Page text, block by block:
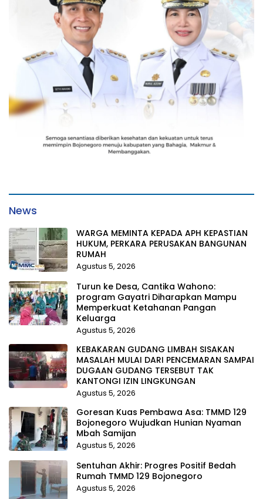
News
WARGA MEMINTA KEPADA APH KEPASTIAN
HUKUM, PERKARA PERUSAKAN BANGUNAN
RUMAH
Agustus 5, 2026
Turun ke Desa, Cantika Wahono:
program Gayatri Diharapkan Mampu
Memperkuat Ketahanan Pangan
Keluarga
Agustus 5, 2026
KEBAKARAN GUDANG LIMBAH SISAKAN
MASALAH MULAI DARI PENCEMARAN SAMPAI
DUGAAN GUDANG TERSEBUT TAK
KANTONGI IZIN LINGKUNGAN
Agustus 5, 2026
Goresan Kuas Pembawa Asa: TMMD 129
Bojonegoro Wujudkan Hunian Nyaman
Mbah Samijan
Agustus 5, 2026
Sentuhan Akhir: Progres Positif Bedah
Rumah TMMD 129 Bojonegoro
Agustus 5, 2026